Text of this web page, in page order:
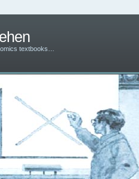
textbooks…